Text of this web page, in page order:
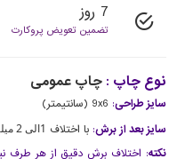
7 روز
تضمین تعویض پروکارت
نوع چاپ : چاپ عمومی
سایز طراحی: 9x6 (سانتیمتر)
سایز بعد از برش: با اختلاف 1الی 2 میلیمتر از طرفین کارت (درکل 4 سانت).
نکته: اختلاف برش دقیق از هر